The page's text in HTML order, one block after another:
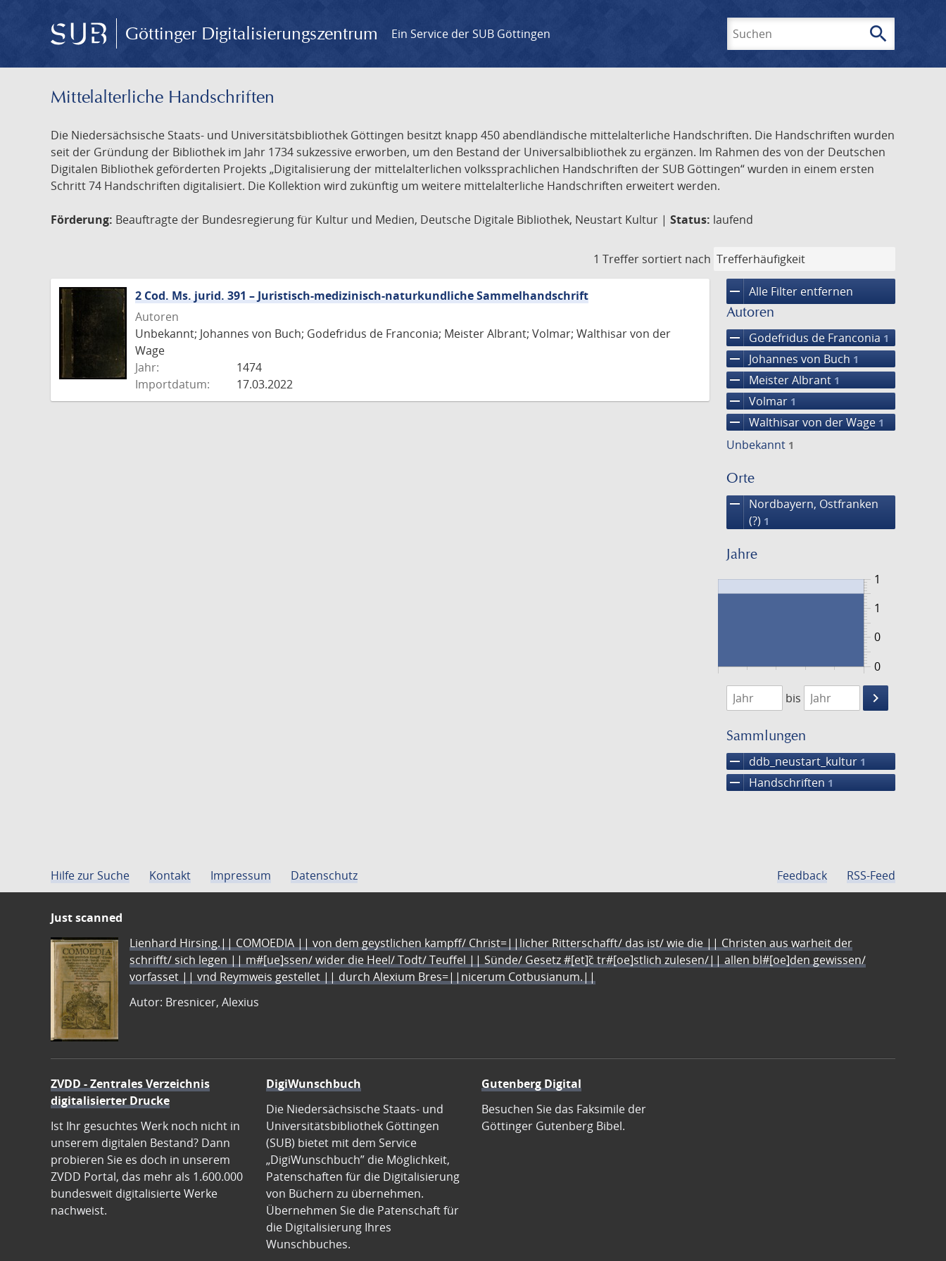
Göttinger Digitalisierungszentrum Ein Service der SUB Göttingen search
Mittelalterliche Handschriften
Die Niedersächsische Staats- und Universitätsbibliothek Göttingen besitzt knapp 450 abendländische mittelalterliche Handschriften. Die Handschriften wurden
seit der Gründung der Bibliothek im Jahr 1734 sukzessive erworben, um den Bestand der Universalbibliothek zu ergänzen. Im Rahmen des von der Deutschen
Digitalen Bibliothek geförderten Projekts „Digitalisierung der mittelalterlichen volkssprachlichen Handschriften der SUB Göttingen“ wurden in einem ersten
Schritt 74 Handschriften digitalisiert. Die Kollektion wird zukünftig um weitere mittelalterliche Handschriften erweitert werden.
Förderung: Beauftragte der Bundesregierung für Kultur und Medien, Deutsche Digitale Bibliothek, Neustart Kultur | Status: laufend
1 Treffer sortiert nach
remove Alle Filter entfernen
Autoren
remove Godefridus de Franconia 1
remove Johannes von Buch 1
remove Meister Albrant 1
remove Volmar 1
remove Walthisar von der Wage 1
Unbekannt 1
Orte
remove
Nordbayern, Ostfranken
(?) 1
Jahre
0
1
0
1
1474
1475
bis
keyboard_arrow_right
Suche
Sammlungen
remove ddb_neustart_kultur 1
remove Handschriften 1
2 Cod. Ms. jurid. 391 – Juristisch-medizinisch-naturkundliche Sammelhandschrift
Autoren
Unbekannt; Johannes von Buch; Godefridus de Franconia; Meister Albrant; Volmar; Walthisar von der
Wage
Jahr:
1474
Importdatum:
17.03.2022
Hilfe zur Suche Kontakt Impressum Datenschutz Feedback RSS-Feed
Just scanned
Lienhard Hirsing.|| COMOEDIA || von dem geystlichen kampff/ Christ=||licher Ritterschafft/ das ist/ wie die || Christen aus warheit der
schrifft/ sich legen || m#[ue]ssen/ wider die Heel/ Todt/ Teuffel || Sünde/ Gesetz #[et]c̃ tr#[oe]stlich zulesen/|| allen bl#[oe]den gewissen/
vorfasset || vnd Reymweis gestellet || durch Alexium Bres=||nicerum Cotbusianum.||
Autor: Bresnicer, Alexius
ZVDD - Zentrales Verzeichnis
digitalisierter Drucke
Ist Ihr gesuchtes Werk noch nicht in
unserem digitalen Bestand? Dann
probieren Sie es doch in unserem
ZVDD Portal, das mehr als 1.600.000
bundesweit digitalisierte Werke
nachweist.
DigiWunschbuch
Die Niedersächsische Staats- und
Universitätsbibliothek Göttingen
(SUB) bietet mit dem Service
„DigiWunschbuch” die Möglichkeit,
Patenschaften für die Digitalisierung
von Büchern zu übernehmen.
Übernehmen Sie die Patenschaft für
die Digitalisierung Ihres
Wunschbuches.
Gutenberg Digital
Besuchen Sie das Faksimile der
Göttinger Gutenberg Bibel.